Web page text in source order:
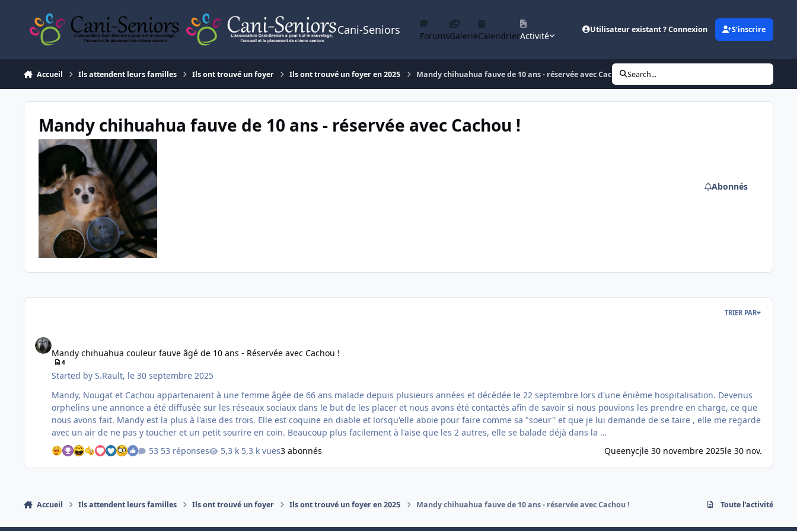
Cani-Seniors ForumsGalerieCalendrierActivité
Utilisateur existant ? Connexion S’inscrire
Accueil Ils attendent leurs familles Ils ont trouvé un foyer Ils ont trouvé un foyer en 2025 Mandy chihuahua fauve de 10 ans - réservée avec Cachou !Search...
Mandy chihuahua fauve de 10 ans - réservée avec Cachou !
Abonnés
TRIER PAR
Mandy chihuahua couleur fauve âgé de 10 ans - Réservée avec Cachou !
4
Started byS.Rault, le 30 septembre 2025
Mandy, Nougat et Cachou appartenaient à une femme âgée de 66 ans malade depuis plusieurs années et décédée le 22 septembre lors d'une énième hospitalisation. Devenus
orphelins une annonce a été diffusée sur les réseaux sociaux dans le but de les placer et nous avons été contactés afin de savoir si nous pouvions les prendre en charge, ce que
nous avons fait. Mandy est la plus à l'aise des trois. Elle est coquine en diable et lorsqu'elle aboie pour faire comme sa "soeur" et que je lui demande de se taire , elle me regarde
avec un air de ne pas y toucher et un petit sourire en coin. Beaucoup plus facilement à l'aise que les 2 autres, elle se balade déjà dans la …
53 réponses
5,3 k vues3 abonnés Queenycjle 30 novembre 2025le 30 nov.
Accueil Ils attendent leurs familles Ils ont trouvé un foyer Ils ont trouvé un foyer en 2025 Mandy chihuahua fauve de 10 ans - réservée avec Cachou ! Toute l’activité